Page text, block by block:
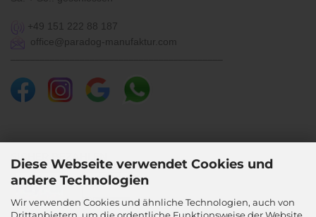
Diese Webseite verwendet Cookies und
andere Technologien
Wir verwenden Cookies und ähnliche Technologien, auch von
Drittanbietern, um die ordentliche Funktionsweise der Website
+49 151 222 88 187
office@paradog-manufaktur.com
SICHER BEZAHLEN